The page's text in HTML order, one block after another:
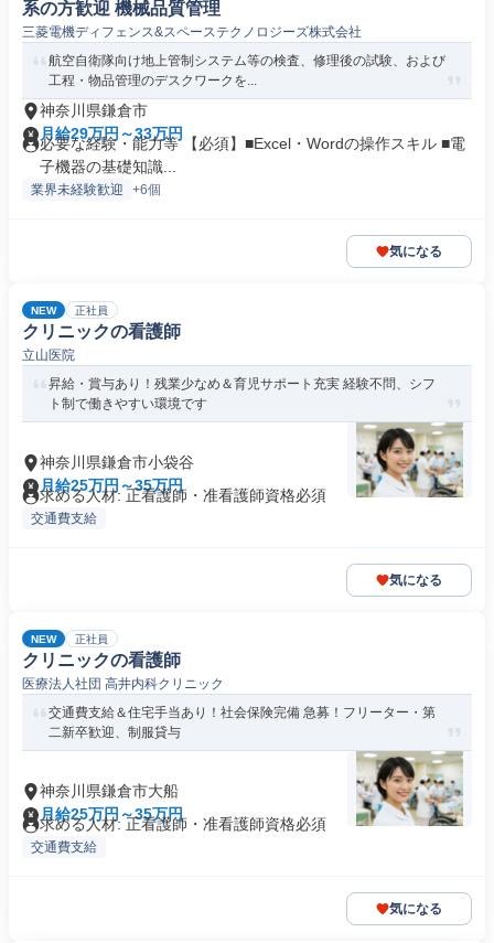
系の方歓迎 機械品質管理
三菱電機ディフェンス&スペーステクノロジーズ株式会社
航空自衛隊向け地上管制システム等の検査、修理後の試験、および
工程・物品管理のデスクワークを...
神奈川県鎌倉市
月給29万円～33万円
必要な経験・能力等 【必須】■Excel・Wordの操作スキル ■電
子機器の基礎知識...
業界未経験歓迎 +6個
気になる
NEW 正社員
クリニックの看護師
立山医院
昇給・賞与あり！残業少なめ＆育児サポート充実 経験不問、シフ
ト制で働きやすい環境です
神奈川県鎌倉市小袋谷
月給25万円～35万円
求める人材: 正看護師・准看護師資格必須
交通費支給
気になる
NEW 正社員
クリニックの看護師
医療法人社団 高井内科クリニック
交通費支給＆住宅手当あり！社会保険完備 急募！フリーター・第
二新卒歓迎、制服貸与
神奈川県鎌倉市大船
月給25万円～35万円
求める人材: 正看護師・准看護師資格必須
交通費支給
気になる